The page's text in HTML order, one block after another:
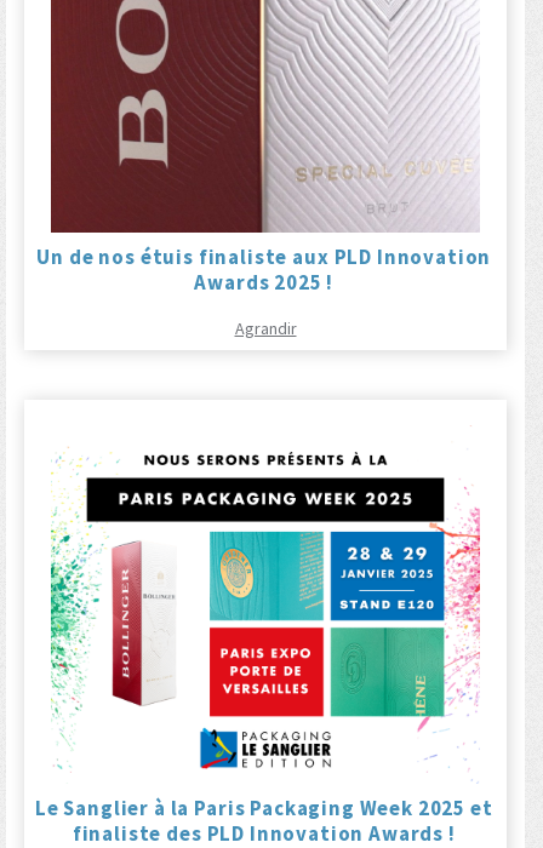
Un de nos étuis finaliste aux PLD Innovation
Awards 2025 !
Agrandir
Le Sanglier à la Paris Packaging Week 2025 et
finaliste des PLD Innovation Awards !